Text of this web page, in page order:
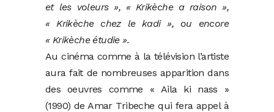
et les voleurs », « Krikèche a raison »,
« Krikèche chez le kadi », ou encore
« Krikèche étudie ».
Au cinéma comme à la télévision l’artiste
aura fait de nombreuses apparition dans
des oeuvres comme « Aila ki nass »
(1990) de Amar Tribeche qui fera appel à